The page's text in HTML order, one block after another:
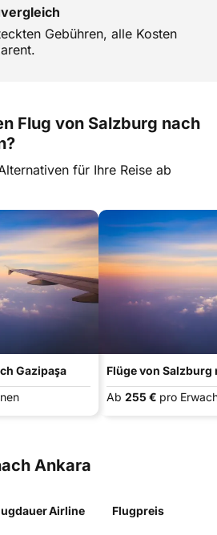
Gebühren, alle Kosten
Flug von Salzburg nach
für Ihre Reise ab
Gazipaşa
Flüge von Salzburg
Ab 255 € pro
Ankara
Airline Flugpreis